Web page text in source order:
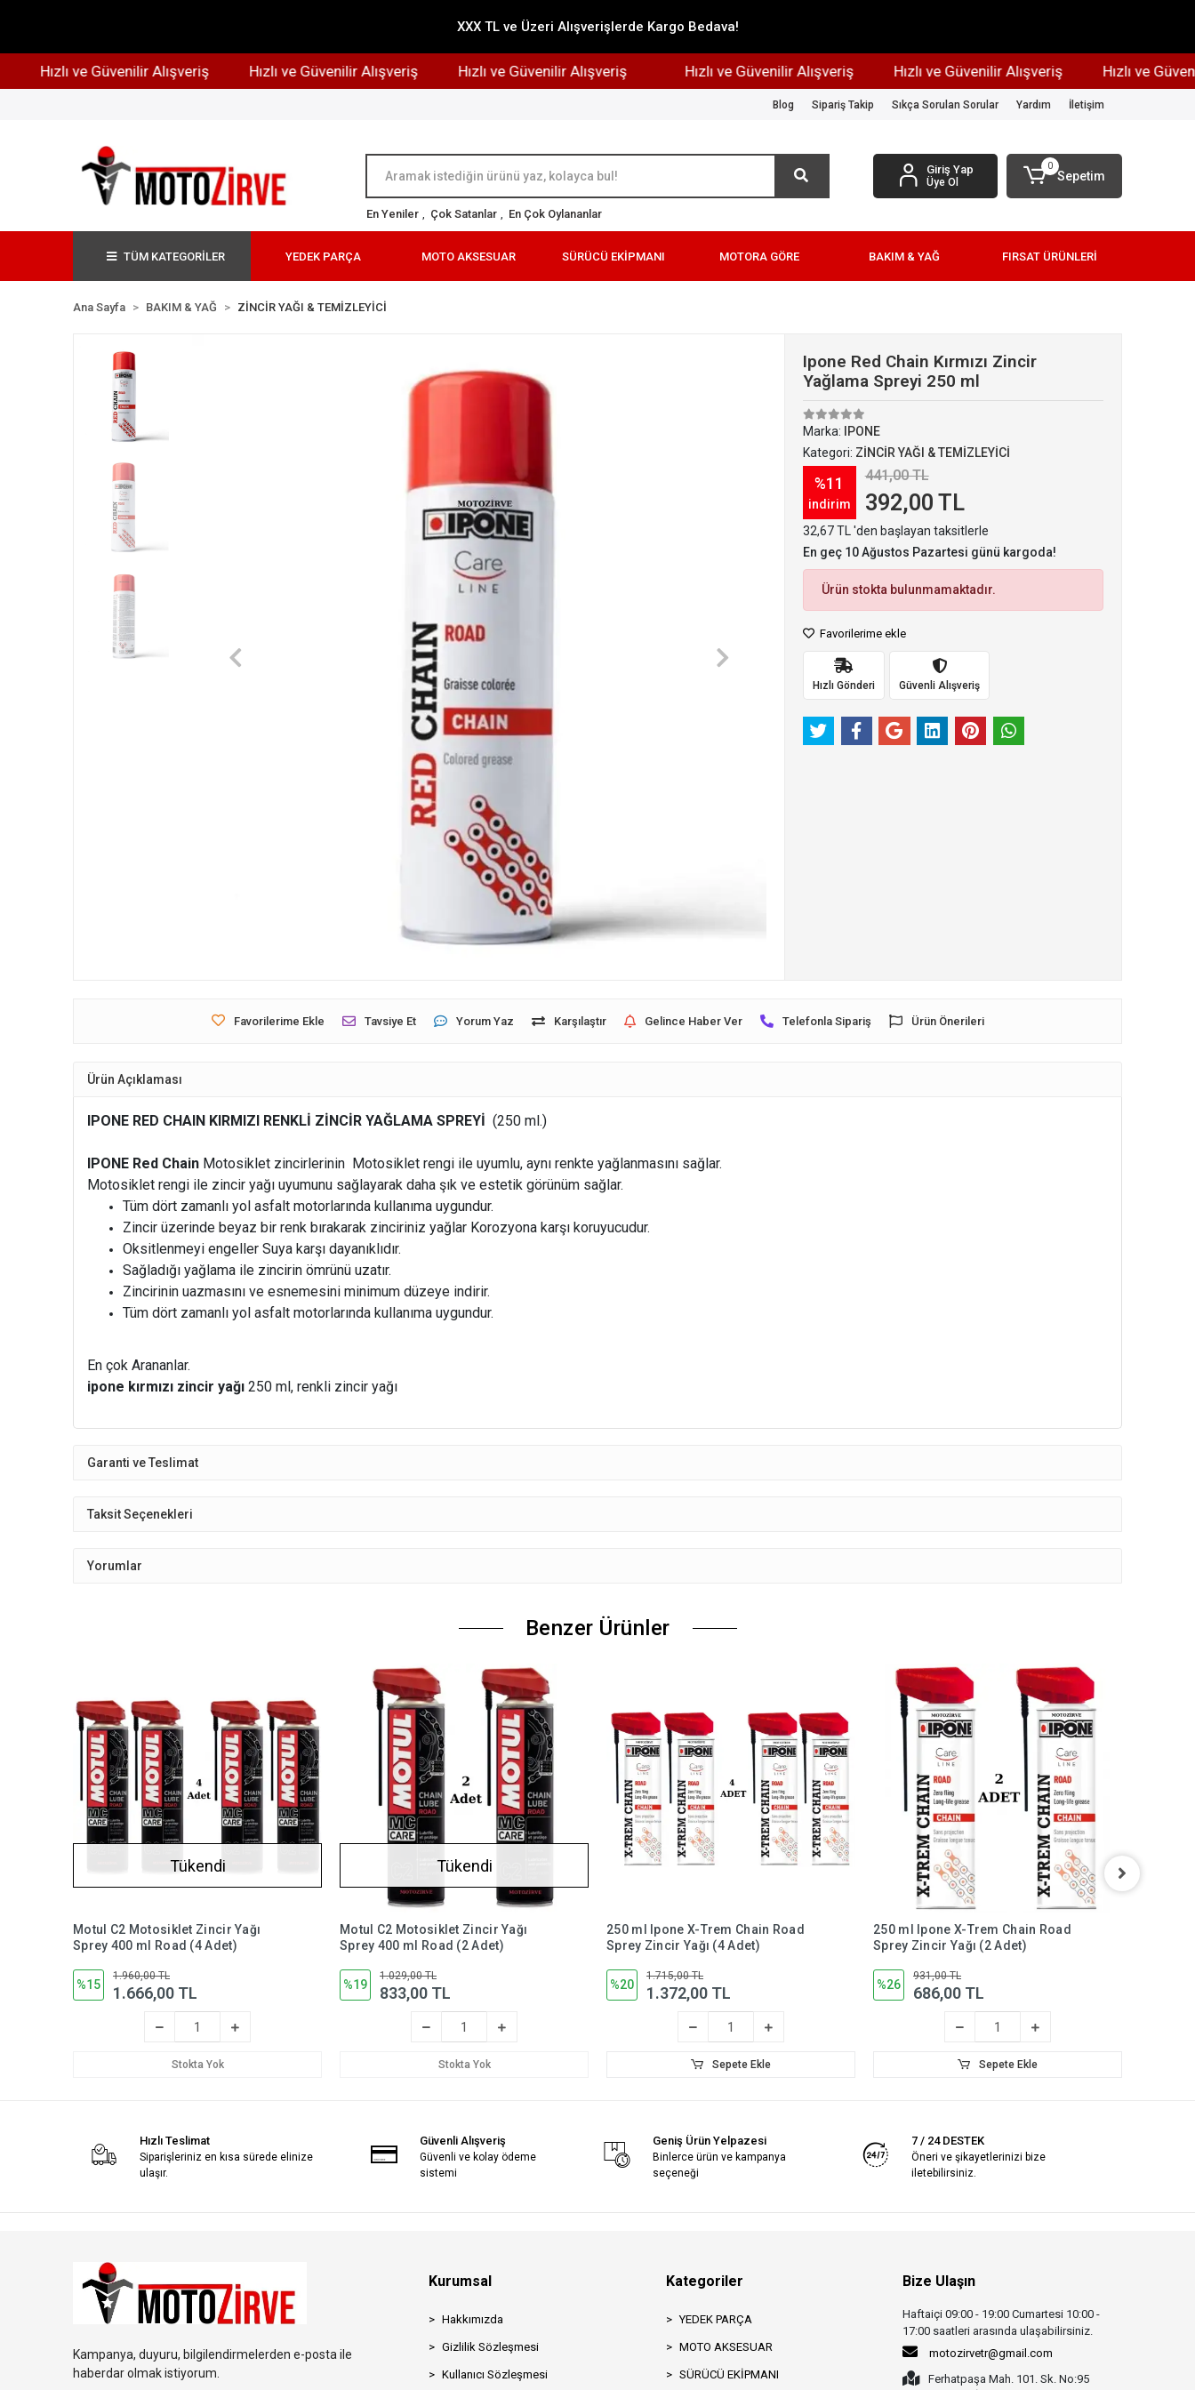
XXX TL ve Üzeri Alışverişlerde Kargo Bedava!
Hızlı ve Güvenilir Alışveriş Hızlı ve Güvenilir Alışveriş Hızlı ve Güvenilir Alışveriş Hızlı ve Güvenilir Alışveriş Hızlı ve Güvenilir Alışveriş Hızlı ve Güvenilir
Blog Sipariş Takip Sıkça Sorulan Sorular Yardım İletişim
En Yeniler , Çok Satanlar , En Çok Oylananlar
Giriş Yap
Üye Ol
0
Sepetim
TÜM KATEGORİLER YEDEK PARÇA MOTO AKSESUAR SÜRÜCÜ EKİPMANI MOTORA GÖRE BAKIM & YAĞ FIRSAT ÜRÜNLERİ
Ana Sayfa BAKIM & YAĞ ZİNCİR YAĞI & TEMİZLEYİCİ
Ipone Red Chain Kırmızı Zincir
Yağlama Spreyi 250 ml
Marka:
IPONE
Kategori: ZİNCİR YAĞI & TEMİZLEYİCİ
%11
indirim
441,00 TL
392,00 TL
32,67 TL 'den başlayan taksitlerle
En geç 10 Ağustos Pazartesi günü kargoda!
Ürün stokta bulunmamaktadır.
Favorilerime ekle
Hızlı Gönderi Güvenli Alışveriş
Favorilerime Ekle Tavsiye Et Yorum Yaz Karşılaştır Gelince Haber Ver Telefonla Sipariş Ürün Önerileri
Ürün Açıklaması
IPONE RED CHAIN KIRMIZI RENKLİ ZİNCİR YAĞLAMA SPREYİ (250 ml.)
IPONE Red Chain Motosiklet zincirlerinin Motosiklet rengi ile uyumlu, aynı renkte yağlanmasını sağlar.
Motosiklet rengi ile zincir yağı uyumunu sağlayarak daha şık ve estetik görünüm sağlar.
Tüm dört zamanlı yol asfalt motorlarında kullanıma uygundur.
Zincir üzerinde beyaz bir renk bırakarak zinciriniz yağlar Korozyona karşı koruyucudur.
Oksitlenmeyi engeller Suya karşı dayanıklıdır.
Sağladığı yağlama ile zincirin ömrünü uzatır.
Zincirinin uazmasını ve esnemesini minimum düzeye indirir.
Tüm dört zamanlı yol asfalt motorlarında kullanıma uygundur.
En çok Arananlar.
ipone kırmızı zincir yağı 250 ml, renkli zincir yağı
Garanti ve Teslimat
Taksit Seçenekleri
Yorumlar
Benzer Ürünler
Tükendi
Motul C2 Motosiklet Zincir Yağı
Sprey 400 ml Road (4 Adet)
%15
1.960,00 TL
1.666,00 TL
Stokta Yok
Tükendi
Motul C2 Motosiklet Zincir Yağı
Sprey 400 ml Road (2 Adet)
%19
1.029,00 TL
833,00 TL
Stokta Yok
250 ml Ipone X-Trem Chain Road
Sprey Zincir Yağı (4 Adet)
%20
1.715,00 TL
1.372,00 TL
Sepete Ekle
250 ml Ipone X-Trem Chain Road
Sprey Zincir Yağı (2 Adet)
%26
931,00 TL
686,00 TL
Sepete Ekle
Hızlı Teslimat
Siparişleriniz en kısa sürede elinize
ulaşır.
Güvenli Alışveriş
Güvenli ve kolay ödeme
sistemi
Geniş Ürün Yelpazesi
Binlerce ürün ve kampanya
seçeneği
7 / 24 DESTEK
Öneri ve şikayetlerinizi bize
iletebilirsiniz.
Kampanya, duyuru, bilgilendirmelerden e-posta ile
haberdar olmak istiyorum.
Kurumsal
Hakkımızda
Gizlilik Sözleşmesi
Kullanıcı Sözleşmesi
Kategoriler
YEDEK PARÇA
MOTO AKSESUAR
SÜRÜCÜ EKİPMANI
Bize Ulaşın
Haftaiçi 09:00 - 19:00 Cumartesi 10:00 -
17:00 saatleri arasında ulaşabilirsiniz.
motozirvetr@gmail.com
Ferhatpaşa Mah. 101. Sk. No:95